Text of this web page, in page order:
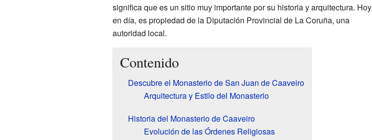
significa que es un sitio muy importante por su historia y arquitectura. Hoy
en día, es propiedad de la Diputación Provincial de La Coruña, una
autoridad local.
Contenido
Descubre el Monasterio de San Juan de Caaveiro
Arquitectura y Estilo del Monasterio
Historia del Monasterio de Caaveiro
Evolución de las Órdenes Religiosas